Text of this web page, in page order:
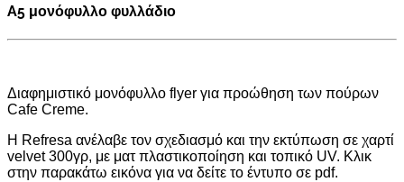
A5 μονόφυλλο φυλλάδιο
Διαφημιστικό μονόφυλλο flyer για προώθηση των πούρων
Cafe Creme.
Η Refresa ανέλαβε τον σχεδιασμό και την εκτύπωση σε χαρτί
velvet 300γρ, με ματ πλαστικοποίηση και τοπικό UV. Κλικ
στην παρακάτω εικόνα για να δείτε το έντυπο σε pdf.